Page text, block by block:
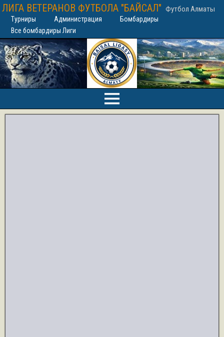
ЛИГА ВЕТЕРАНОВ ФУТБОЛА "БАЙСАЛ" Футбол Алматы
Турниры Администрация
Бомбардиры
Все бомбардиры Лиги